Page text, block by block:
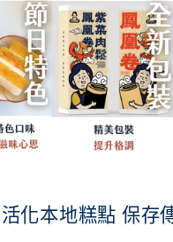
活化本地糕點 保存